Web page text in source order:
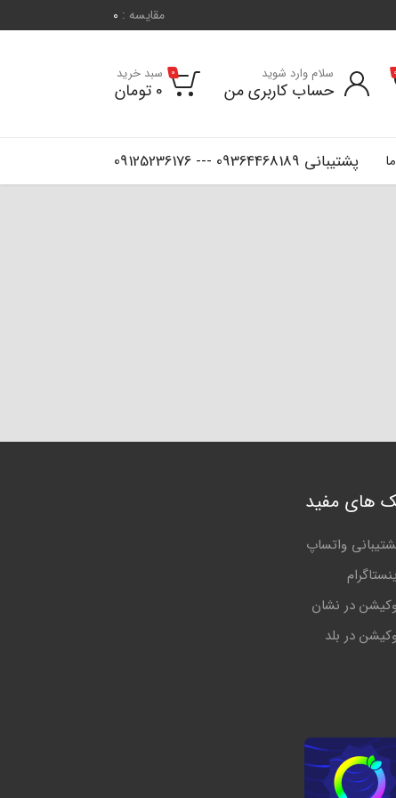
مقایسه : 0
پشتیبانی 09364468189 --- 09125236176
0 سلام وارد شوید
حساب کاربری من
0 سبد خرید
0 تومان
های مفید
واتساپ
در نشان
در بلد